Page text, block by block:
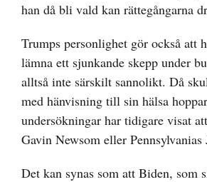
han då bli vald kan rättegångarna
Trumps personlighet gör också att
lämna ett sjunkande skepp under
alltså inte särskilt sannolikt. Då
med hänvisning till sin hälsa
undersökningar har tidigare visat
Gavin Newsom eller
Det kan synas som att Biden, som